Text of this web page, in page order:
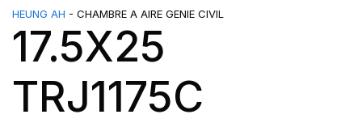
HEUNG AH - CHAMBRE A AIRE GENIE CIVIL
17.5X25
TRJ1175C